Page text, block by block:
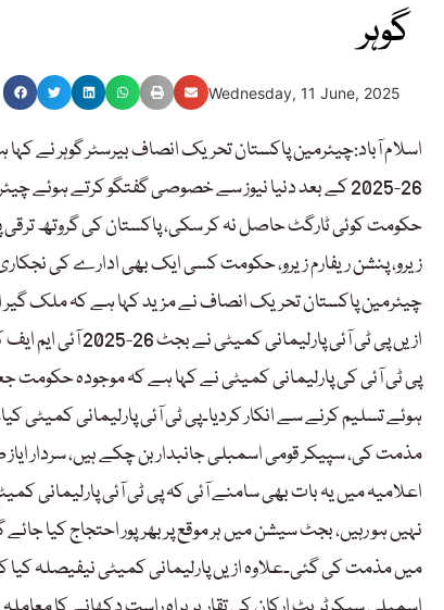
گوہر
Wednesday, 11 June, 2025
اسلام آباد:چیئرمین پاکستان تحریک انصاف بیرسٹر گوہر نے
26-2025 کے بعد دنیا نیوز سے خصوصی گفتگو کرتے
حکومت کوئی ٹارگٹ حاصل نہ کر سکی، پاکستان کی گروتھ
زیرو، پنشن ریفارم زیرو، حکومت کسی ایک بھی ادارے کی
چیئرمین پاکستان تحریک انصاف نے مزید کہا ہے کہ ملک گیر
ازیں پی ٹی آئی پارلیمانی کمیٹی نے بجٹ 26-2025 آئی ایم ایف کا قرار دے کر مسترد کردیا۔
پی ٹی آئی کی پارلیمانی کمیٹی نے کہا ہے کہ موجودہ حکومت
ہوئے تسلیم کرنے سے انکار کردیا۔پی ٹی آئی پارلیمانی
مذمت کی، سپیکر قومی اسمبلی جانبدار بن چکے ہیں، سردار
اعلامیہ میں یہ بات بھی سامنے آئی کہ پی ٹی آئی
نہیں ہو رہیں، بجٹ سیشن میں ہر موقع پر بھرپور احتجاج کیا
میں مذمت کی گئی۔علاوہ ازیں پارلیمانی کمیٹی نیفیصلہ